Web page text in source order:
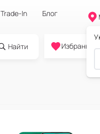
Trade-In Блог
Найти Избранное